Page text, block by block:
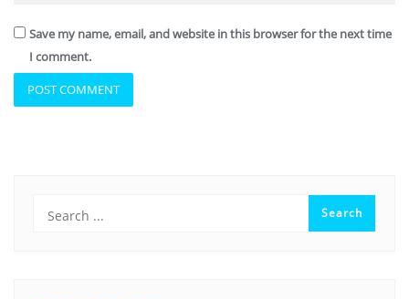
Save my name, email, and website in this browser for the next time
I comment.